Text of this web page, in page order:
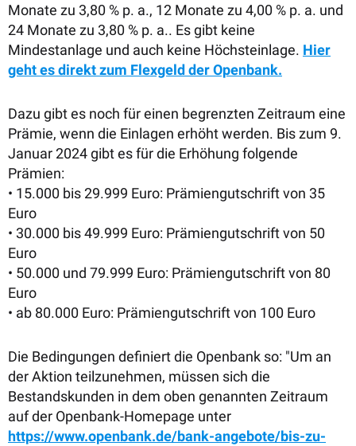
Monate zu 3,80 % p. a., 12 Monate zu 4,00 % p. a. und
24 Monate zu 3,80 % p. a.. Es gibt keine
Mindestanlage und auch keine Höchsteinlage. Hier
geht es direkt zum Flexgeld der Openbank.
Dazu gibt es noch für einen begrenzten Zeitraum eine
Prämie, wenn die Einlagen erhöht werden. Bis zum 9.
Januar 2024 gibt es für die Erhöhung folgende
Prämien:
• 15.000 bis 29.999 Euro: Prämiengutschrift von 35
Euro
• 30.000 bis 49.999 Euro: Prämiengutschrift von 50
Euro
• 50.000 und 79.999 Euro: Prämiengutschrift von 80
Euro
• ab 80.000 Euro: Prämiengutschrift von 100 Euro
Die Bedingungen definiert die Openbank so: "Um an
der Aktion teilzunehmen, müssen sich die
Bestandskunden in dem oben genannten Zeitraum
auf der Openbank-Homepage unter
https://www.openbank.de/bank-angebote/bis-zu-